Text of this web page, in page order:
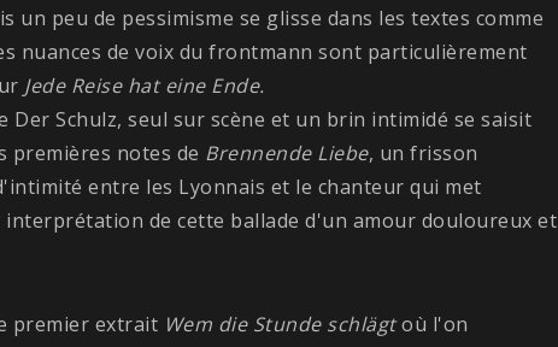
un peu de pessimisme se glisse dans les textes comme
nuances de voix du frontmann sont particulièrement
Jede Reise hat eine Ende.
Der Schulz, seul sur scène et un brin intimidé se saisit
premières notes de Brennende Liebe, un frisson
entre les Lyonnais et le chanteur qui met
de cette ballade d'un amour douloureux et
premier extrait Wem die Stunde schlägtoù l'on